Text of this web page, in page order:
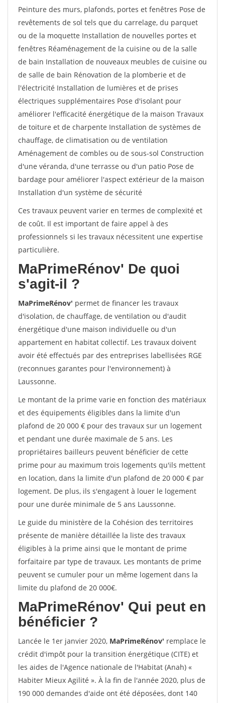
Peinture des murs, plafonds, portes et fenêtres Pose de
revêtements de sol tels que du carrelage, du parquet
ou de la moquette Installation de nouvelles portes et
fenêtres Réaménagement de la cuisine ou de la salle
de bain Installation de nouveaux meubles de cuisine ou
de salle de bain Rénovation de la plomberie et de
l'électricité Installation de lumières et de prises
électriques supplémentaires Pose d'isolant pour
améliorer l'efficacité énergétique de la maison Travaux
de toiture et de charpente Installation de systèmes de
chauffage, de climatisation ou de ventilation
Aménagement de combles ou de sous-sol Construction
d'une véranda, d'une terrasse ou d'un patio Pose de
bardage pour améliorer l'aspect extérieur de la maison
Installation d'un système de sécurité
Ces travaux peuvent varier en termes de complexité et
de coût. Il est important de faire appel à des
professionnels si les travaux nécessitent une expertise
particulière.
MaPrimeRénov' De quoi
s'agit-il ?
MaPrimeRénov' permet de financer les travaux
d'isolation, de chauffage, de ventilation ou d'audit
énergétique d'une maison individuelle ou d'un
appartement en habitat collectif. Les travaux doivent
avoir été effectués par des entreprises labellisées RGE
(reconnues garantes pour l'environnement) à
Laussonne.
Le montant de la prime varie en fonction des matériaux
et des équipements éligibles dans la limite d'un
plafond de 20 000 € pour des travaux sur un logement
et pendant une durée maximale de 5 ans. Les
propriétaires bailleurs peuvent bénéficier de cette
prime pour au maximum trois logements qu'ils mettent
en location, dans la limite d'un plafond de 20 000 € par
logement. De plus, ils s'engagent à louer le logement
pour une durée minimale de 5 ans Laussonne.
Le guide du ministère de la Cohésion des territoires
présente de manière détaillée la liste des travaux
éligibles à la prime ainsi que le montant de prime
forfaitaire par type de travaux. Les montants de prime
peuvent se cumuler pour un même logement dans la
limite du plafond de 20 000€.
MaPrimeRénov' Qui peut en
bénéficier ?
Lancée le 1er janvier 2020, MaPrimeRénov' remplace le
crédit d'impôt pour la transition énergétique (CITE) et
les aides de l'Agence nationale de l'Habitat (Anah) «
Habiter Mieux Agilité ». À la fin de l'année 2020, plus de
190 000 demandes d'aide ont été déposées, dont 140